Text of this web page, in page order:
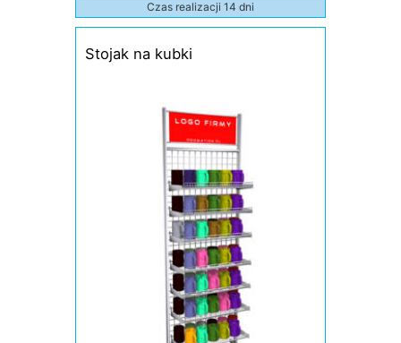
Czas realizacji 14 dni
Stojak na kubki